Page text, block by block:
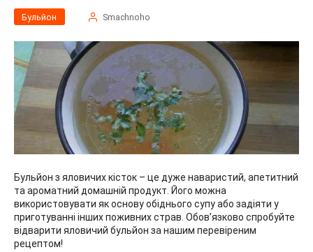
Бульйон Smachnoho
Бульйон з яловичих кісток – це дуже наваристий, апетитний
та ароматний домашній продукт. Його можна
використовувати як основу обіднього супу або задіяти у
приготуванні інших поживних страв. Обов’язково спробуйте
відварити яловичий бульйон за нашим перевіреним
рецептом!